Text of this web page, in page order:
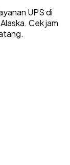
UPS di
Cek jam